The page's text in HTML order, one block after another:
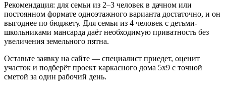
Рекомендация: для семьи из 2–3 человек в дачном или
постоянном формате одноэтажного варианта достаточно, и он
выгоднее по бюджету. Для семьи из 4 человек с детьми-
школьниками мансарда даёт необходимую приватность без
увеличения земельного пятна.
Оставьте заявку на сайте — специалист приедет, оценит
участок и подберёт проект каркасного дома 5х9 с точной
сметой за один рабочий день.